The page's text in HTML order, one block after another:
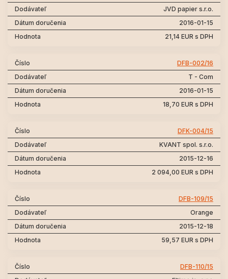
JVD papier s.r.o.
2016-01-15
21,14 EUR s DPH
DFB-002/16
T - Com
2016-01-15
18,70 EUR s DPH
DFK-004/15
KVANT spol. s.r.o.
2015-12-16
2 094,00 EUR s DPH
DFB-109/15
Orange
2015-12-18
59,57 EUR s DPH
DFB-110/15